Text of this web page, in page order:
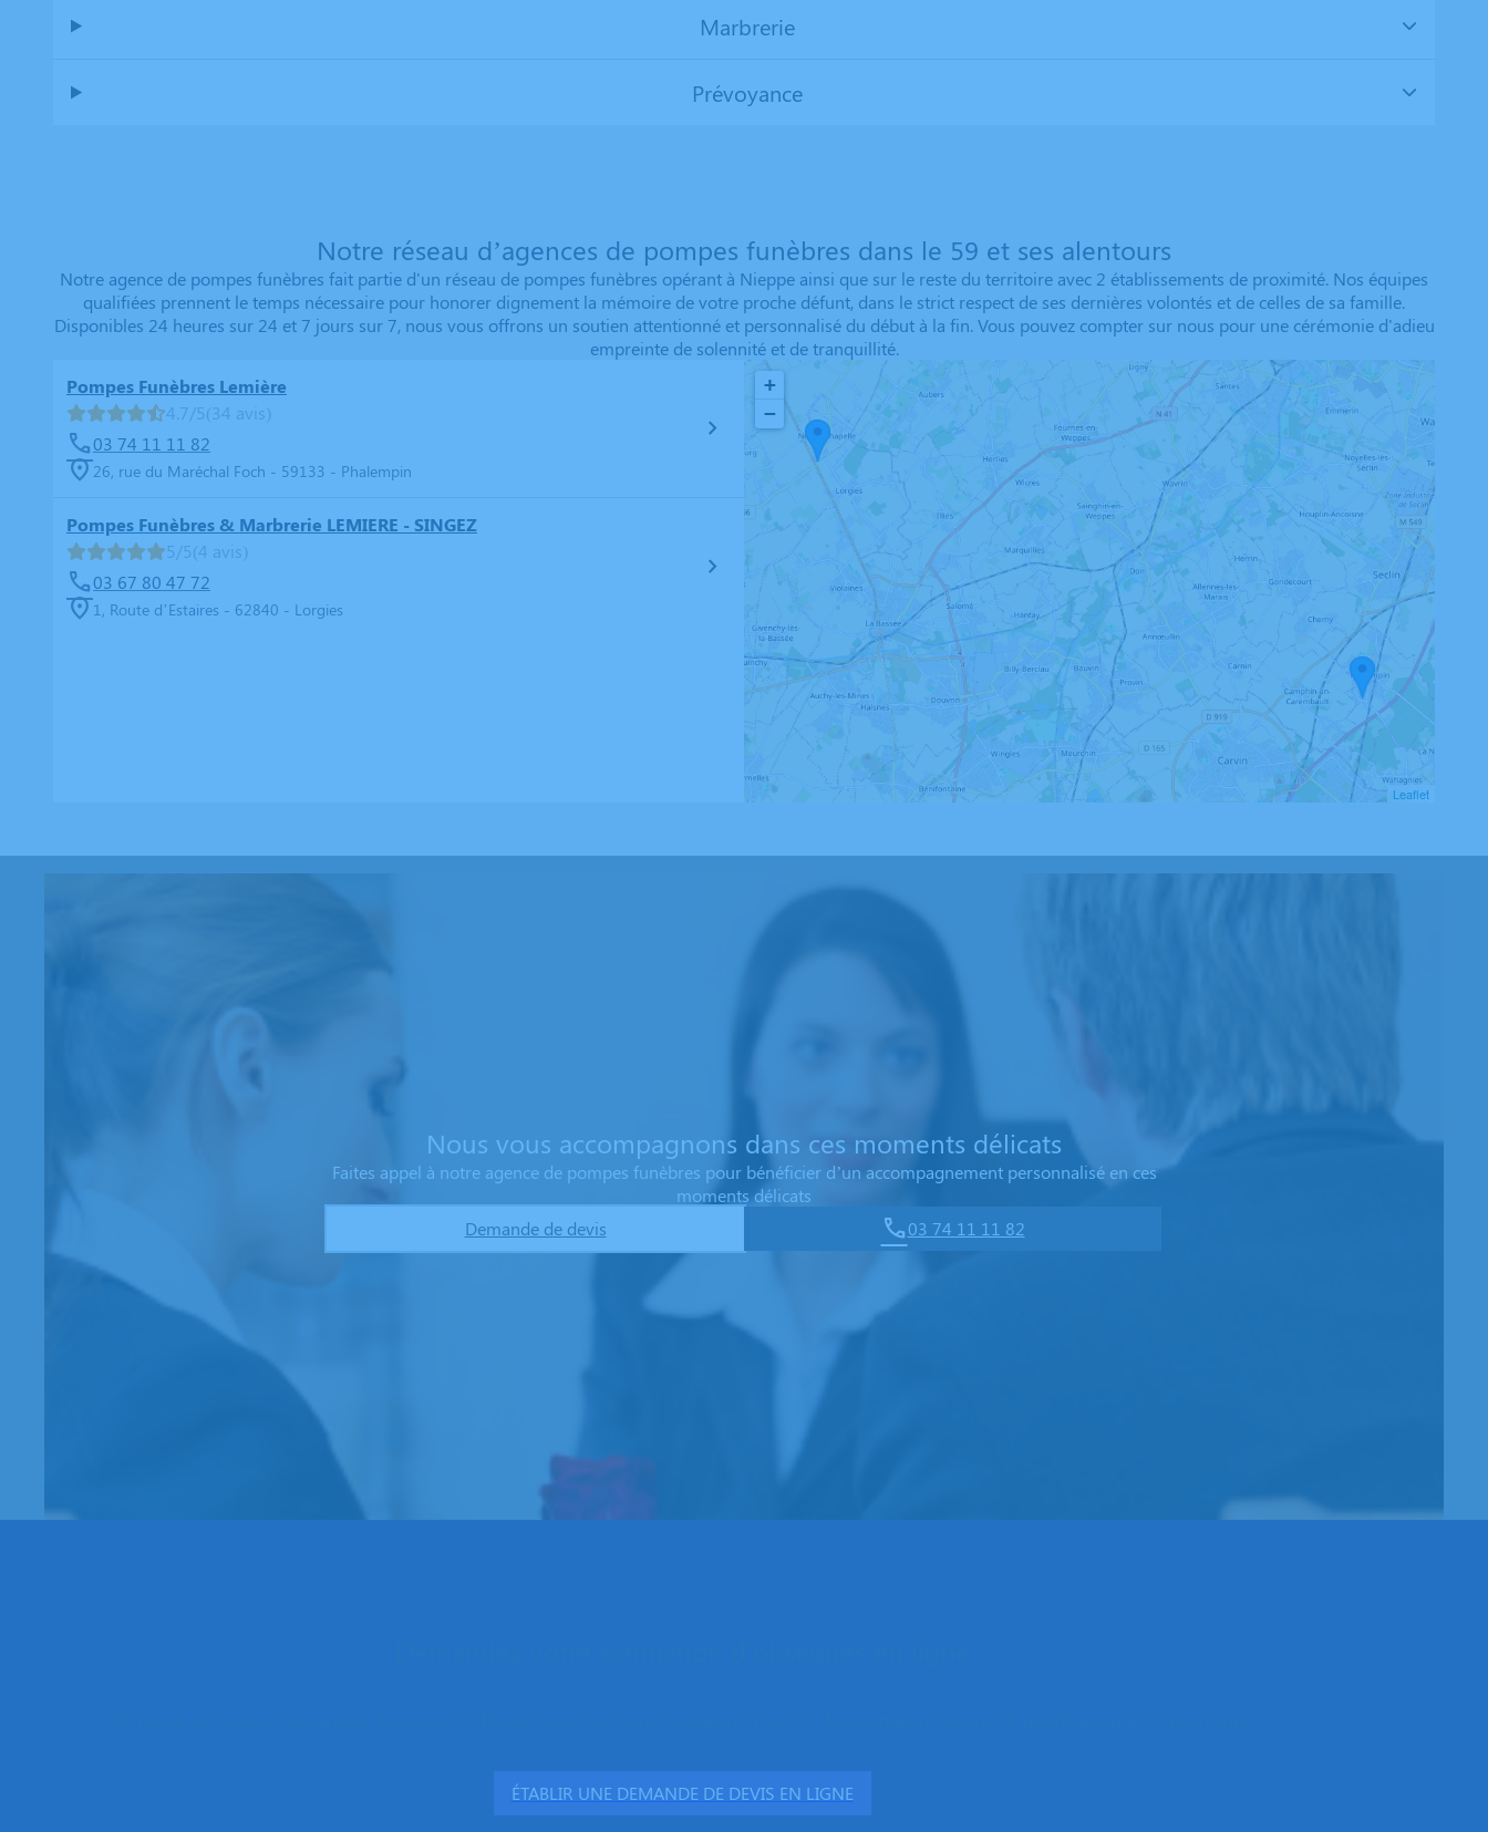
Marbrerie
Prévoyance
Notre réseau d’agences de pompes funèbres dans le 59 et ses alentours
Notre agence de pompes funèbres fait partie d'un réseau de pompes funèbres opérant à Nieppe ainsi que sur le reste du territoire avec 2 établissements de proximité. Nos équipes
qualifiées prennent le temps nécessaire pour honorer dignement la mémoire de votre proche défunt, dans le strict respect de ses dernières volontés et de celles de sa famille.
Disponibles 24 heures sur 24 et 7 jours sur 7, nous vous offrons un soutien attentionné et personnalisé du début à la fin. Vous pouvez compter sur nous pour une cérémonie d'adieu
empreinte de solennité et de tranquillité.
Pompes Funèbres Lemière
4.7/5(34 avis)
03 74 11 11 82
26, rue du Maréchal Foch - 59133 - Phalempin
Pompes Funèbres & Marbrerie LEMIERE - SINGEZ
5/5(4 avis)
03 67 80 47 72
1, Route d’Estaires - 62840 - Lorgies
+
−
Leaflet
Nous vous accompagnons dans ces moments délicats
Faites appel à notre agence de pompes funèbres pour bénéficier d’un accompagnement personnalisé en ces
moments délicats
Demande de devis
03 74 11 11 82
ÉTABLIR UNE DEMANDE DE DEVIS EN LIGNE